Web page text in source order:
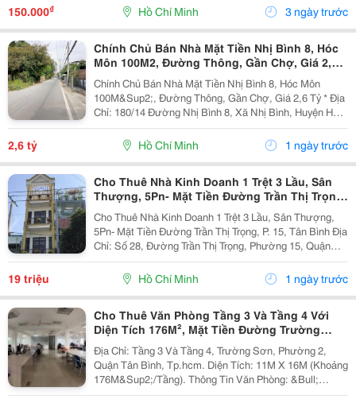
150.000₫ Hồ Chí Minh 3 ngày trước
Chính Chủ Bán Nhà Mặt Tiền Nhị Bình 8, Hóc
Môn 100M2, Đường Thông, Gần Chợ, Giá 2,6
Tỷ
Chính Chủ Bán Nhà Mặt Tiền Nhị Bình 8, Hóc Môn
100M&Sup2;, Đường Thông, Gần Chợ, Giá 2,6 Tỷ * Địa
Chỉ: 180/14 Đường Nhị Bình 8, Xã Nhị Bình, Huyện Hóc
Môn, Tp.hcm Cũ. - Địa Chỉ Sau Sáp Nhập: Xã Đông
Thạnh, Tp.hcm. - Diện Tích: 4M X 25M, Tổng...
2,6 tỷ Hồ Chí Minh 1 ngày trước
Cho Thuê Nhà Kinh Doanh 1 Trệt 3 Lầu, Sân
Thượng, 5Pn- Mặt Tiền Đường Trần Thị Trọng,
P. 15, Tân Bình
Cho Thuê Nhà Kinh Doanh 1 Trệt 3 Lầu, Sân Thượng,
5Pn- Mặt Tiền Đường Trần Thị Trọng, P. 15, Tân Bình Địa
Chỉ: Số 28, Đường Trần Thị Trọng, Phường 15, Quận
Tân Bình, Tp,Hcm Dt: 4,5X14M= 63M2 &Ndash; Nhà 1
Trệt 3 Lầu, Sân Thượng ( Dtsd:...
19 triệu Hồ Chí Minh 1 ngày trước
Cho Thuê Văn Phòng Tầng 3 Và Tầng 4 Với
Diện Tích 176M², Mặt Tiền Đường Trường
Sơn, Tân Bình
Địa Chỉ: Tầng 3 Và Tầng 4, Trường Sơn, Phường 2,
Quận Tân Bình, Tp.hcm. Diện Tích: 11M X 16M (Khoảng
176M&Sup2;/Tầng). Thông Tin Văn Phòng: &Bull;
Không Gian Rộng, Bố Trí Linh Hoạt, Phù Hợp Từ 30 Đến